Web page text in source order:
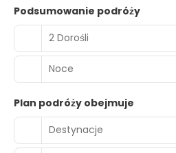
Podsumowanie podróży
2 Dorośli
Noce
Plan podróży obejmuje
Destynacje